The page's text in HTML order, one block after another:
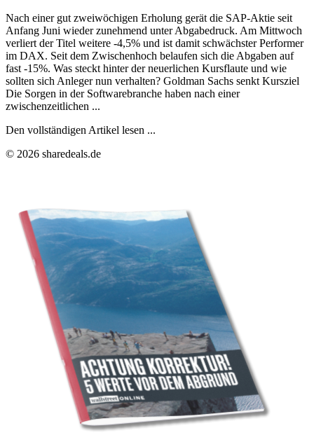
Nach einer gut zweiwöchigen Erholung gerät die SAP-Aktie seit
Anfang Juni wieder zunehmend unter Abgabedruck. Am Mittwoch
verliert der Titel weitere -4,5% und ist damit schwächster Performer
im DAX. Seit dem Zwischenhoch belaufen sich die Abgaben auf
fast -15%. Was steckt hinter der neuerlichen Kursflaute und wie
sollten sich Anleger nun verhalten? Goldman Sachs senkt Kursziel
Die Sorgen in der Softwarebranche haben nach einer
zwischenzeitlichen ...
Den vollständigen Artikel lesen ...
© 2026 sharedeals.de